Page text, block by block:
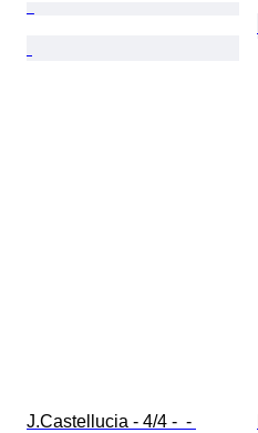
J.Castellucia - 4/4 -  -